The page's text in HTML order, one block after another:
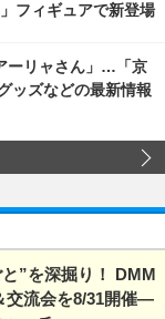
フィギュアで新登場
ーリャさん」…「京
ッズなどの最新情報
”を深掘り！ DMM
交流会を8/31開催―